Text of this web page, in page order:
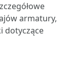
armatury,
dotyczące